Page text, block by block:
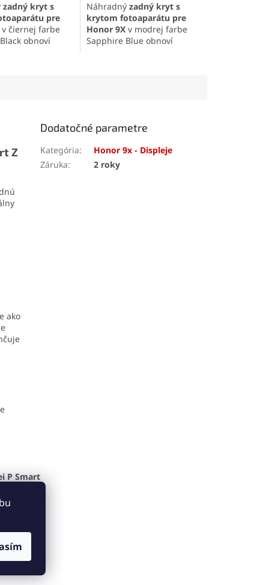
zadný kryt s
pre
čiernej farbe
obnoví
Náhradnýzadný kryt s
krytom fotoaparátu pre
Honor 9X v modrej farbe
Sapphire Blue obnoví
Z
ako
P Smart
Dodatočné parametre
Kategória:
Honor 9x - Displeje
Záruka: 2 roky